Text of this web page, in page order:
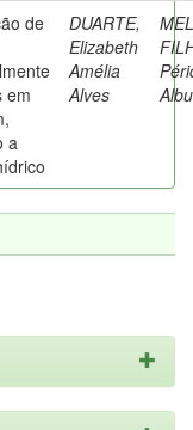
de
em
a
DUARTE,
Elizabeth
Amélia
Alves